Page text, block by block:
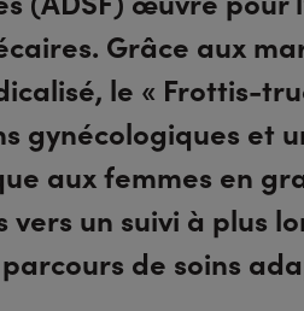
Grâce aux
le « Frottis-
gynécologiques et
aux femmes en
vers un suivi à plus
de soins